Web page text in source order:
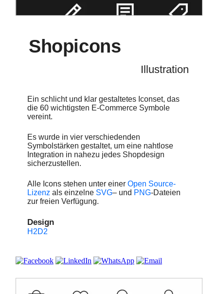
Shopicons
Illustration
Ein schlicht und klar gestaltetes Iconset, das
die 60 wichtigsten E-Commerce Symbole
vereint.
Es wurde in vier verschiedenden
Symbolstärken gestaltet, um eine nahtlose
Integration in nahezu jedes Shopdesign
sicherzustellen.
Alle Icons stehen unter einer Open Source-
Lizenz als einzelne SVG– und PNG-Dateien
zur freien Verfügung.
Design
H2D2